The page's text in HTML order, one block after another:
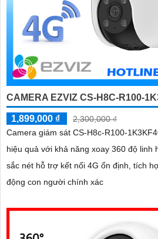
CAMERA EZVIZ CS-H8C-R100-
1,899,000 ₫
2,300,000 ₫
Camera giám sát CS-H8c-R100-
hiệu quả với khả năng xoay 360 độ linh
sắc nét hỗ trợ kết nối 4G ổn định, tích
động con người chính xác